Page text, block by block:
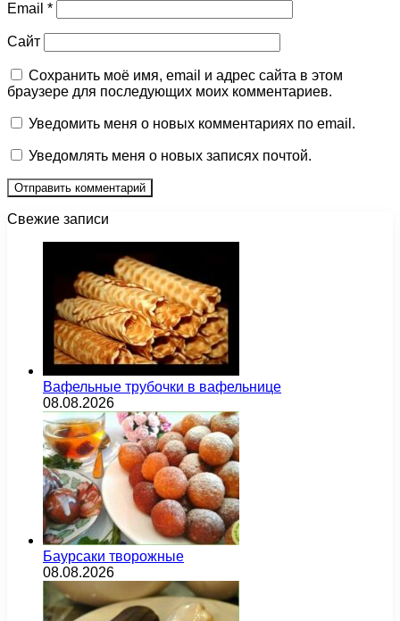
Email *
Сайт
Сохранить моё имя, email и адрес сайта в этом
браузере для последующих моих комментариев.
Уведомить меня о новых комментариях по email.
Уведомлять меня о новых записях почтой.
Свежие записи
Вафельные трубочки в вафельнице
08.08.2026
Баурсаки творожные
08.08.2026